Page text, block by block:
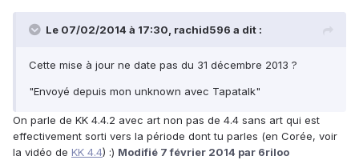
Le 07/02/2014 à 17:30, rachid596 a dit :
Cette mise à jour ne date pas du 31 décembre 2013 ?
"Envoyé depuis mon unknown avec Tapatalk"
On parle de KK 4.4.2 avec art non pas de 4.4 sans art qui est
effectivement sorti vers la période dont tu parles (en Corée, voir
la vidéo de KK 4.4) :) Modifié 7 février 2014 par 6riloo